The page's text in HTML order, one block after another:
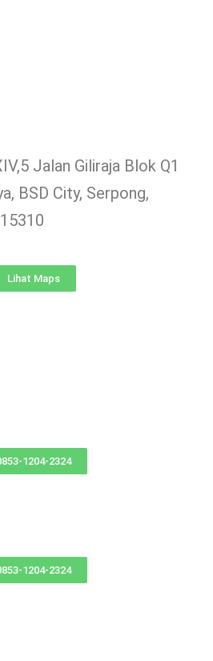
Jalan Giliraja Blok Q1
BSD City, Serpong,
Lihat Maps
1204-2324
1204-2324